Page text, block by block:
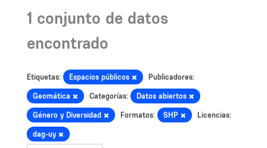
1 conjunto de datos
encontrado
Etiquetas: Espacios públicos Publicadores:
Geomática Categorías: Datos abiertos
Género y Diversidad Formatos: SHP Licencias:
dag-uy